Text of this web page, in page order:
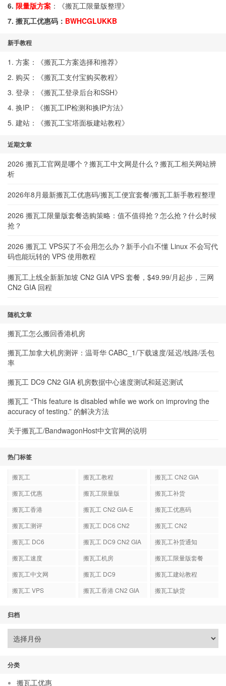
6. 限量版方案 ：《搬瓦工限量版整理》
7. 搬瓦工优惠码： BWHCGLUKKB
新手教程
1. 方案：《搬瓦工方案选择和推荐》
2. 购买：《搬瓦工支付宝购买教程》
3. 登录：《搬瓦工登录后台和SSH》
4. 换IP：《搬瓦工IP检测和换IP方法》
5. 建站：《搬瓦工宝塔面板建站教程》
近期文章
2026 搬瓦工官网是哪个？搬瓦工中文网是什么？搬瓦工相关网站辨
析
2026年8月最新搬瓦工优惠码/搬瓦工便宜套餐/搬瓦工新手教程整理
2026 搬瓦工限量版套餐选购策略：值不值得抢？怎么抢？什么时候
抢？
2026 搬瓦工 VPS买了不会用怎么办？新手小白不懂 Linux 不会写代
码也能玩转的 VPS 使用教程
搬瓦工上线全新新加坡 CN2 GIA VPS 套餐，$49.99/月起步，三网
CN2 GIA 回程
随机文章
搬瓦工怎么搬回香港机房
搬瓦工加拿大机房测评：温哥华 CABC_1/下载速度/延迟/线路/丢包
率
搬瓦工 DC9 CN2 GIA 机房数据中心速度测试和延迟测试
搬瓦工 “This feature is disabled while we work on improving the
accuracy of testing.” 的解决方法
关于搬瓦工/BandwagonHost中文官网的说明
热门标签
搬瓦工 搬瓦工教程
搬瓦工 CN2 GIA
搬瓦工优惠
搬瓦工限量版
搬瓦工补货
搬瓦工香港
搬瓦工 CN2 GIA-E
搬瓦工优惠码
搬瓦工测评
搬瓦工 DC6 CN2
搬瓦工 CN2
搬瓦工 DC6
搬瓦工 DC9 CN2 GIA
搬瓦工补货通知
搬瓦工速度
搬瓦工机房
搬瓦工限量版套餐
搬瓦工中文网
搬瓦工 DC9
搬瓦工建站教程
搬瓦工 VPS
搬瓦工香港 CN2 GIA 搬瓦工缺货
归档
分类
搬瓦工优惠